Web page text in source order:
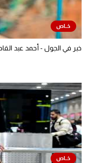
خبر في الجول - أحمد عبد القادر يوقع 4 مواسم